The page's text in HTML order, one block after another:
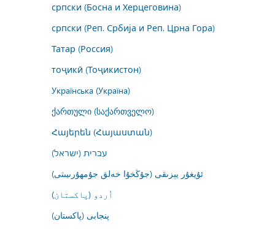
српски (Босна и Херцеговина)
српски (Реп. Србија и Реп. Црна Гора)
Татар (Россия)
тоҷикӣ (Тоҷикистон)
Українська (Україна)
ქართული (საქართველო)
Հայերեն (Հայաստան)
עברית (ישראל)
ئۇيغۇر يېزىقى (جۇڭخۇا خەلق جۇمھۇرىيىتى)
اُردو (پاکستان)
پنجابی (پاکستان)